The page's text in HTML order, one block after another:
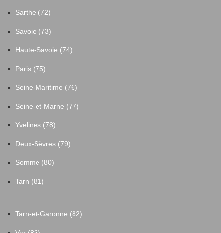
Sarthe (72)
Savoie (73)
Haute-Savoie (74)
Paris (75)
Seine-Maritime (76)
Seine-et-Marne (77)
Yvelines (78)
Deux-Sèvres (79)
Somme (80)
Tarn (81)
Tarn-et-Garonne (82)